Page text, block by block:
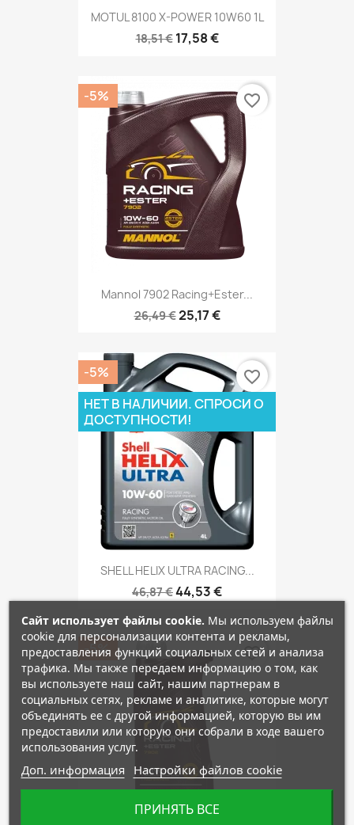
MOTUL 8100 X-POWER 10W60 1L
18,51 € 17,58 €
Mannol 7902 Racing+Ester...
26,49 €25,17 €
-5% favorite_border
SHELL HELIX ULTRA RACING...
46,87 €44,53 €
-5%
НЕТ В НАЛИЧИИ. СПРОСИ О
ДОСТУПНОСТИ!
favorite_border
-5% favorite_border
Сайт использует файлы cookie. Мы используем файлы
cookie для персонализации контента и рекламы,
предоставления функций социальных сетей и анализа
трафика. Мы также передаем информацию о том, как
вы используете наш сайт, нашим партнерам в
социальных сетях, рекламе и аналитике, которые могут
объединять ее с другой информацией, которую вы им
предоставили или которую они собрали в ходе вашего
использования услуг.
Доп. информация Настройки файлов cookie
ПРИНЯТЬ ВСЕ